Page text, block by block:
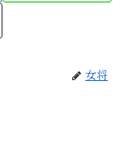
女将